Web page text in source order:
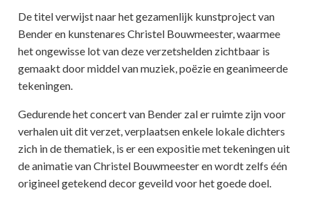
De titel verwijst naar het gezamenlijk kunstproject van
Bender en kunstenares Christel Bouwmeester, waarmee
het ongewisse lot van deze verzetshelden zichtbaar is
gemaakt door middel van muziek, poëzie en geanimeerde
tekeningen.
Gedurende het concert van Bender zal er ruimte zijn voor
verhalen uit dit verzet, verplaatsen enkele lokale dichters
zich in de thematiek, is er een expositie met tekeningen uit
de animatie van Christel Bouwmeester en wordt zelfs één
origineel getekend decor geveild voor het goede doel.